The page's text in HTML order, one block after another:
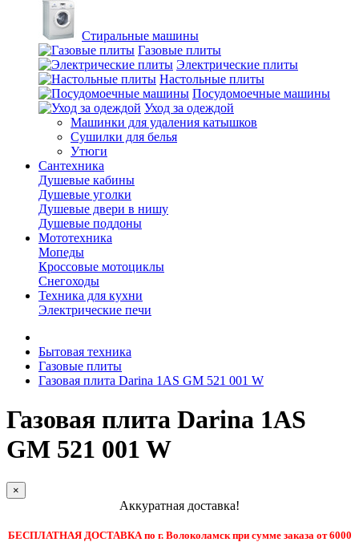
Стиральные машины
Газовые плиты
Электрические плиты
Настольные плиты
Посудомоечные машины
Уход за одеждой
Машинки для удаления катышков
Сушилки для белья
Утюги
Сантехника
Душевые кабины
Душевые уголки
Душевые двери в нишу
Душевые поддоны
Мототехника
Мопеды
Кроссовые мотоциклы
Снегоходы
Техника для кухни
Электрические печи
Бытовая техника
Газовые плиты
Газовая плита Darina 1AS GM 521 001 W
Газовая плита Darina 1AS
GM 521 001 W
×
Аккуратная доставка!
БЕСПЛАТНАЯ ДОСТАВКА по г. Волоколамск при сумме заказа от 6000